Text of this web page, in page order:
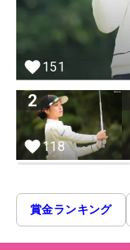
151
2
118
賞金ランキング